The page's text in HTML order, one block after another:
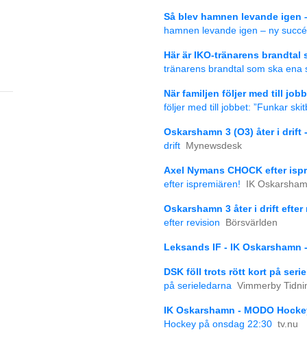
Så blev hamnen levande igen
hamnen levande igen – ny
Här är IKO-tränarens brandtal
tränarens brandtal som ska ena
När familjen följer med till
följer med till jobbet: ”Funkar
Oskarshamn 3 (O3) åter i drift
drift
Mynewsdesk
Axel Nymans CHOCK efter
efter ispremiären!
IK
Oskarshamn 3 åter i drift
efter revision
Börsvärlden
Leksands IF - IK Oskarshamn
DSK föll trots rött kort på
på serieledarna Vimmerby
IK Oskarshamn - MODO
Hockey på onsdag 22:30 tv.nu